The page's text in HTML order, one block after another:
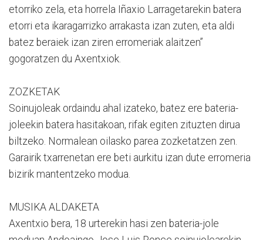
etorriko zela, eta horrela Iñaxio Larragetarekin batera
etorri eta ikaragarrizko arrakasta izan zuten, eta aldi
batez beraiek izan ziren erromeriak alaitzen”
gogoratzen du Axentxiok.
ZOZKETAK
Soinujoleak ordaindu ahal izateko, batez ere bateria-
joleekin batera hasitakoan, rifak egiten zituzten dirua
biltzeko. Normalean oilasko parea zozketatzen zen.
Garairik txarrenetan ere beti aurkitu izan dute erromeria
bizirik mantentzeko modua.
MUSIKA ALDAKETA
Axentxio bera, 18 urterekin hasi zen bateria-jole